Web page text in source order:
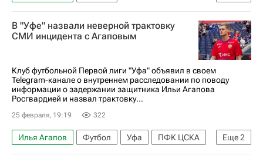
Владимир Пономарев
ПФК ЦСКА Уфа
В "Уфе" назвали неверной трактовку
СМИ инцидента с Агаповым
Клуб футбольной Первой лиги "Уфа" объявил в своем
Telegram-канале о внутреннем расследовании по поводу
информации о задержании защитника Ильи Агапова
Росгвардией и назвал трактовку...
25 февраля, 19:19 322
Еще2
Илья Агапов Футбол Уфа
ПФК ЦСКА
Первая лига
Вокруг спорта